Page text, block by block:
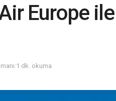
Europe ile
dk. okuma